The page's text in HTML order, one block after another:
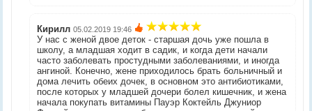
Кирилл 05.02.2019 19:46
У нас с женой двое деток - старшая дочь уже пошла в
школу, а младшая ходит в садик, и когда дети начали
часто заболевать простудными заболеваниями, и иногда
ангиной. Конечно, жене приходилось брать больничный и
дома лечить обеих дочек, в основном это антибиотиками,
после которых у младшей дочери болел кишечник, и жена
начала покупать витамины Пауэр Коктейль Джуниор